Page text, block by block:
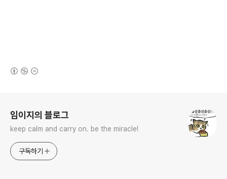
임이지의 블로그
keep calm and carry on. be the miracle!
구독하기